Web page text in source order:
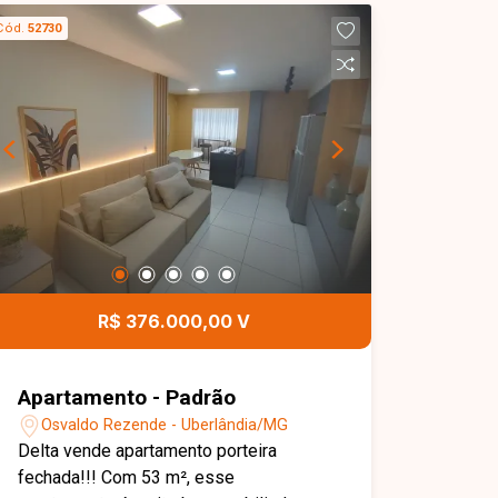
ambientes, 03 quartos, sendo 01 suíte
máster com closet e banheira de
hidromassagem, banheiro social,
lavabo, cozinha integrada à área
gourmet com armários planejados,
escritório, área de serviço, piscina
aquecida, pergolado e 04 vagas de
garagem cobertas. Os ambientes são
amplos, modernos e bem distribuídos,
oferecendo conforto, funcionalidade e
excelente padrão de acabamento. Esta
é uma excelente oportunidade para
quem busca um imóvel sofisticado,
localização privilegiada no bairro Novo
Mundo. Agende uma visita e venha
conhecer todos os detalhes desta
casa.
52730
R$ 376.000,00 V
Apartamento - Padrão
Osvaldo Rezende - Uberlândia/MG
Delta vende apartamento porteira
fechada!!! Com 53 m², esse